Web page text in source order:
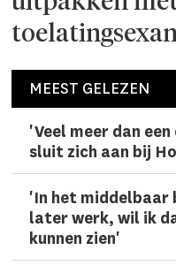
MEEST GELEZEN
'Veel meer dan
sluit zich aan bij
'In het middelbaar
later werk, wil ik
kunnen zien'